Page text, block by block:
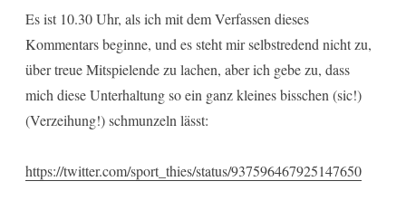
Es ist 10.30 Uhr, als ich mit dem Verfassen dieses
Kommentars beginne, und es steht mir selbstredend nicht zu,
über treue Mitspielende zu lachen, aber ich gebe zu, dass
mich diese Unterhaltung so ein ganz kleines bisschen (sic!)
(Verzeihung!) schmunzeln lässt:
https://twitter.com/sport_thies/status/937596467925147650